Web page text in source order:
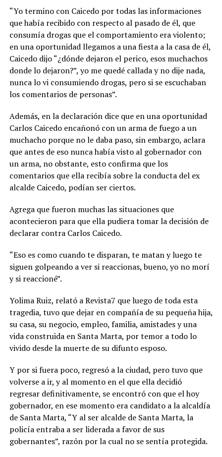
“Yo termino con Caicedo por todas las informaciones
que había recibido con respecto al pasado de él, que
consumía drogas que el comportamiento era violento;
en una oportunidad llegamos a una fiesta a la casa de él,
Caicedo dijo “¿dónde dejaron el perico, esos muchachos
donde lo dejaron?”, yo me quedé callada y no dije nada,
nunca lo vi consumiendo drogas, pero si se escuchaban
los comentarios de personas”.
Además, en la declaración dice que en una oportunidad
Carlos Caicedo encañonó con un arma de fuego a un
muchacho porque no le daba paso, sin embargo, aclara
que antes de eso nunca había visto al gobernador con
un arma, no obstante, esto confirma que los
comentarios que ella recibía sobre la conducta del ex
alcalde Caicedo, podían ser ciertos.
Agrega que fueron muchas las situaciones que
acontecieron para que ella pudiera tomar la decisión de
declarar contra Carlos Caicedo.
“Eso es como cuando te disparan, te matan y luego te
siguen golpeando a ver si reaccionas, bueno, yo no morí
y si reaccioné”.
Yolima Ruiz, relató a Revista7 que luego de toda esta
tragedia, tuvo que dejar en compañía de su pequeña hija,
su casa, su negocio, empleo, familia, amistades y una
vida construida en Santa Marta, por temor a todo lo
vivido desde la muerte de su difunto esposo.
Y por si fuera poco, regresó a la ciudad, pero tuvo que
volverse a ir, y al momento en el que ella decidió
regresar definitivamente, se encontró con que el hoy
gobernador, en ese momento era candidato a la alcaldía
de Santa Marta, “Y al ser alcalde de Santa Marta, la
policía entraba a ser liderada a favor de sus
gobernantes”, razón por la cual no se sentía protegida.